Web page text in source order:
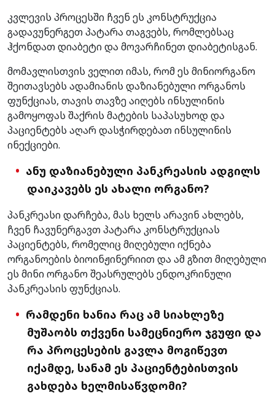
კვლევის პროცესში ჩვენ ეს კონსტრუქცია
გადავუნერგეთ პატარა თაგვებს, რომლებსაც
ჰქონდათ დიაბეტი და მოვარჩინეთ დიაბეტისგან.
მომავლისთვის ველით იმას, რომ ეს მინიორგანო
შეითავსებს ადამიანის დაზიანებული ორგანოს
ფუნქციას, თავის თავზე აიღებს ინსულინის
გამოყოფას შაქრის მატების საპასუხოდ და
პაციენტებს აღარ დასჭირდებათ ინსულინის
ინექციები.
ანუ დაზიანებული პანკრეასის ადგილს
დაიკავებს ეს ახალი ორგანო?
პანკრეასი დარჩება, მას ხელს არავინ ახლებს,
ჩვენ ჩავუნერგავთ პატარა კონსტრუქციას
პაციენტებს, რომელიც მიღებული იქნება
ორგანოების ბიოინჟინერიით და ამ გზით მიღებული
ეს მინი ორგანო შეასრულებს ენდოკრინული
პანკრეასის ფუნქციას.
რამდენი ხანია რაც ამ სიახლეზე
მუშაობს თქვენი სამეცნიერო ჯგუფი და
რა პროცესების გავლა მოგიწევთ
იქამდე, სანამ ეს პაციენტებისთვის
გახდება ხელმისაწვდომი?